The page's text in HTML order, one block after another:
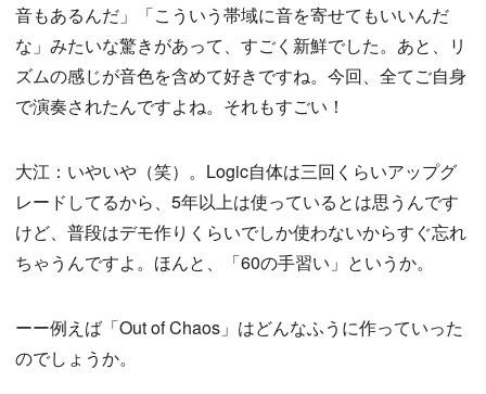
音もあるんだ」「こういう帯域に音を寄せてもいいんだ
な」みたいな驚きがあって、すごく新鮮でした。あと、リ
ズムの感じが音色を含めて好きですね。今回、全てご自身
で演奏されたんですよね。それもすごい！
大江：いやいや（笑）。Logic自体は三回くらいアップグ
レードしてるから、5年以上は使っているとは思うんです
けど、普段はデモ作りくらいでしか使わないからすぐ忘れ
ちゃうんですよ。ほんと、「60の手習い」というか。
ーー例えば「Out of Chaos」はどんなふうに作っていった
のでしょうか。